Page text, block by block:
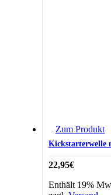
Zum Produkt
Kickstarterwelle
22,95€
Enthält 19%